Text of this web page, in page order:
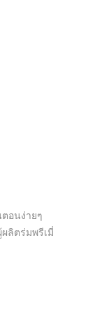
อนง่ายๆ
ลิตร่มพรีเมี่